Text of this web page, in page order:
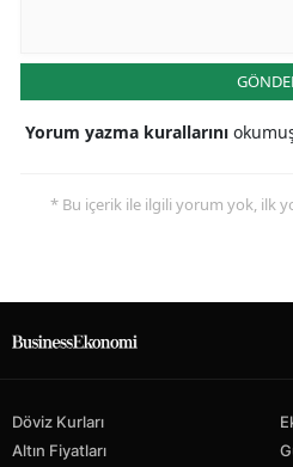
Yorum yazma kurallarını
* Bu içerik ile ilgili yorum yok, ilk
Döviz Kurları
Altın Fiyatları